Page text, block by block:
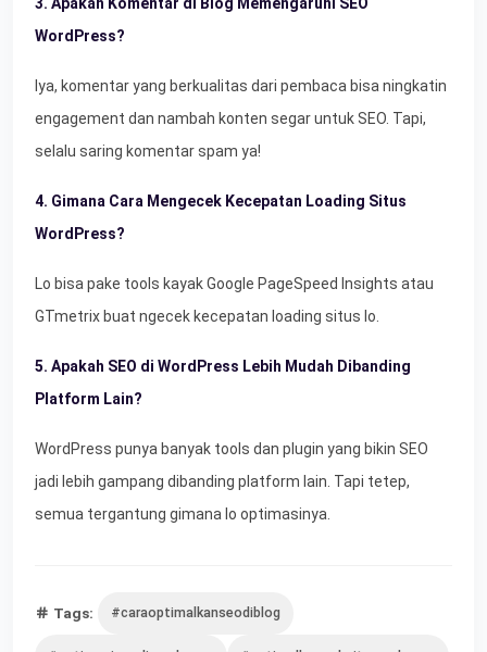
WordPress?
Iya, komentar yang berkualitas dari pembaca bisa ningkatin
engagement dan nambah konten segar untuk SEO. Tapi,
selalu saring komentar spam ya!
4. Gimana Cara Mengecek Kecepatan Loading Situs
WordPress?
Lo bisa pake tools kayak Google PageSpeed Insights atau
GTmetrix buat ngecek kecepatan loading situs lo.
5. Apakah SEO di WordPress Lebih Mudah Dibanding
Platform Lain?
WordPress punya banyak tools dan plugin yang bikin SEO
jadi lebih gampang dibanding platform lain. Tapi tetep,
semua tergantung gimana lo optimasinya.
Tags: #caraoptimalkanseodiblog